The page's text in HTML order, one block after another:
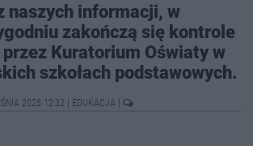
naszych informacji, w
zakończą się kontrole
Kuratorium Oświaty w
szkołach podstawowych.
2025 12:32 EDUKACJA